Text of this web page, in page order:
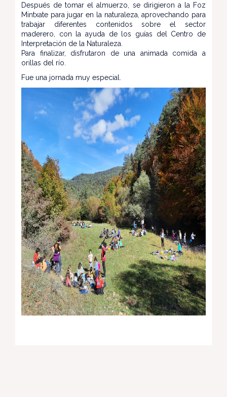
Después de tomar el almuerzo, se dirigieron a la Foz
Mintxate para jugar en la naturaleza, aprovechando para
trabajar diferentes contenidos sobre el sector
maderero, con la ayuda de los guías del Centro de
Interpretación de la Naturaleza.
Para finalizar, disfrutaron de una animada comida a
orillas del río.
Fue una jornada muy especial.